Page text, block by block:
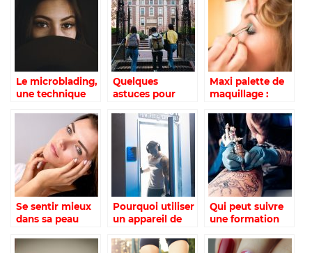
Le microblading,
une technique
sublimer vos
Quelques
astuces pour
kinesiologue
Maxi palette de
maquillage :
comment la
choisir ?
Se sentir mieux
dans sa peau
relaxation : les
Pourquoi utiliser
un appareil de
Qui peut suivre
une formation
salubrité ?